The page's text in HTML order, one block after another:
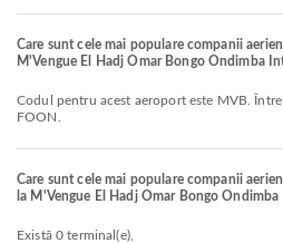
Care sunt cele mai populare companii
M'Vengue El Hadj Omar Bongo Ondimba
Codul pentru acest aeroport este MVB. Între timp, codul său icao este
FOON.
Care sunt cele mai populare companii
la M'Vengue El Hadj Omar Bongo
Există 0 terminal(e),